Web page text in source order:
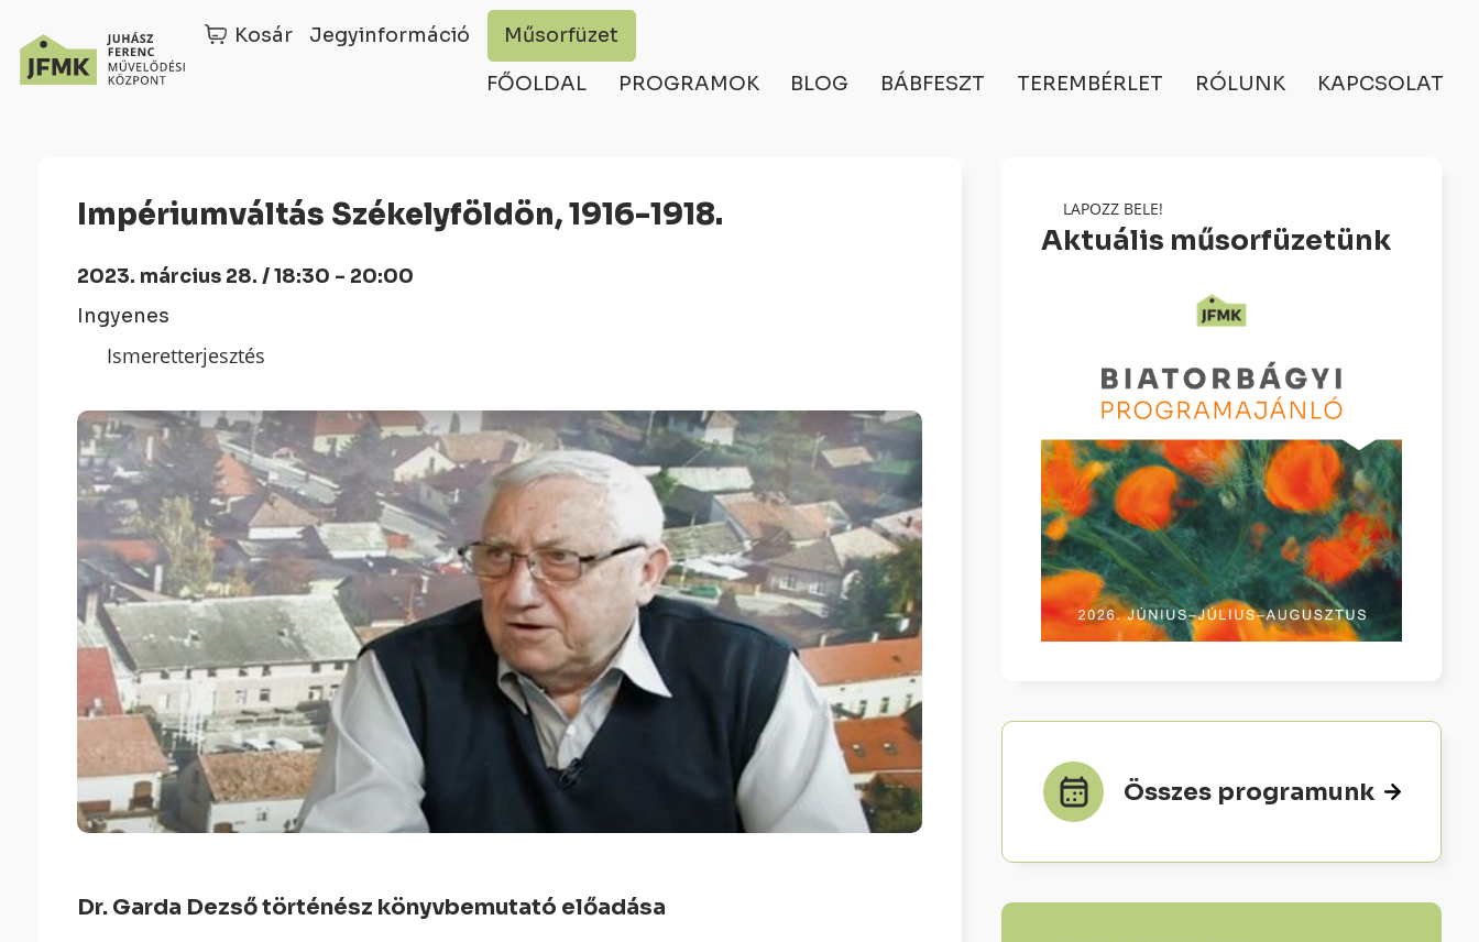
Kosár Jegyinformáció Műsorfüzet
FŐOLDAL PROGRAMOK BLOG BÁBFESZT TEREMBÉRLET RÓLUNK KAPCSOLAT
Impériumváltás Székelyföldön, 1916-1918.
2023. március 28. / 18:30 - 20:00
Ingyenes
Ismeretterjesztés
Dr. Garda Dezső történész könyvbemutató előadása
LAPOZZ BELE!
Aktuális műsorfüzetünk
Összes programunk